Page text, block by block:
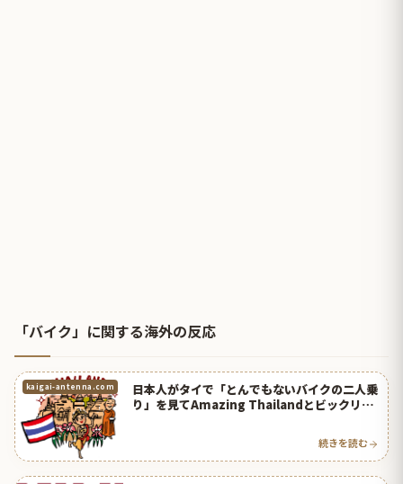
「バイク」に関する海外の反応
kaigai-antenna.com
日本人がタイで「とんでもないバイクの二人乗
り」を見てAmazing Thailandとビックリ！
続きを読む